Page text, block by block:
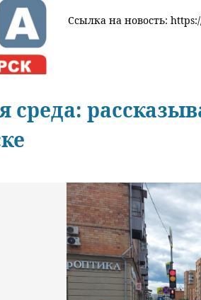
Ссылка на новость:
среда: